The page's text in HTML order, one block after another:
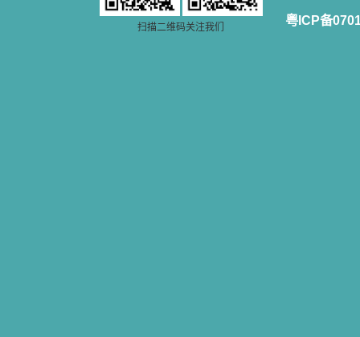
使我更亲近主，帮助我更深的认识
主，爱主。这些曾经生活在人间的圣
扫描二维码关注我们 粤ICP备